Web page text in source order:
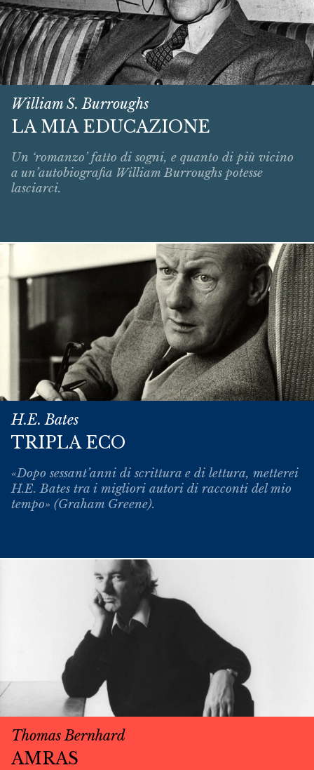
William S. Burroughs
LA MIA EDUCAZIONE
Un ‘romanzo’ fatto di sogni, e quanto di più vicino
a un’autobiografia William Burroughs potesse
lasciarci.
H.E. Bates
TRIPLA ECO
«Dopo sessant’anni di scrittura e di lettura, metterei
H.E. Bates tra i migliori autori di racconti del mio
tempo» (Graham Greene).
Thomas Bernhard
AMRAS